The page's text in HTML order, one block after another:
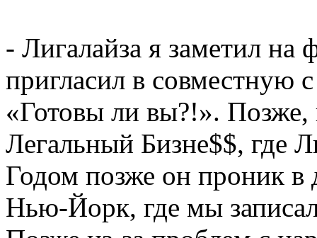
- Лигалайза я заметил на
пригласил в совместную
«Готовы ли вы?!». Позже,
Легальный Бизне$$, где
Годом позже он проник в
Нью-Йорк, где мы